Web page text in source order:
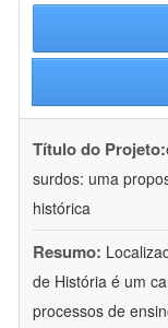
Título do Projeto:
surdos: uma
histórica
Resumo:
de História é um
processos de